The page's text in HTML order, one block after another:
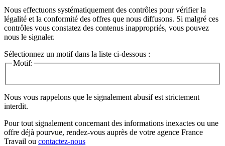
Nous effectuons systématiquement des contrôles pour vérifier la
légalité et la conformité des offres que nous diffusons. Si malgré ces
contrôles vous constatez des contenus inappropriés, vous pouvez
nous le signaler.
Sélectionnez un motif dans la liste ci-dessous :
Motif:
Nous vous rappelons que le signalement abusif est strictement
interdit.
Pour tout signalement concernant des informations inexactes ou une
offre déjà pourvue, rendez-vous auprès de votre agence France
Travail ou contactez-nous